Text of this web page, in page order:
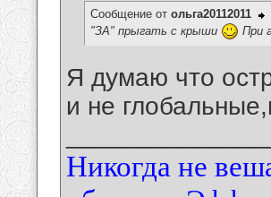
Сообщение от ольга20112011
"ЗА" прыгать с крыши
При
Я думаю что
и не
Никогда не